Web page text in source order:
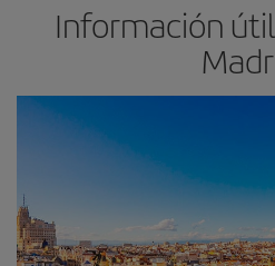
Información